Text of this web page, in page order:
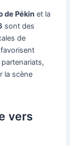
de Pékin et la
sont des
de
la scène
vers